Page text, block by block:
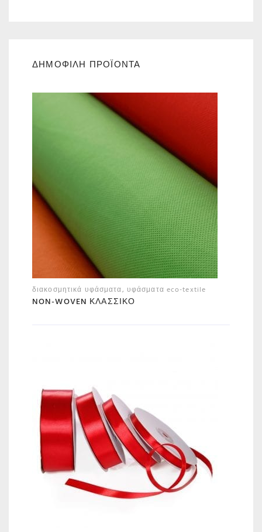
ΔΗΜΟΦΙΛΗ ΠΡΟΪΟΝΤΑ
διακοσμητικά υφάσματα, υφάσματα eco-textile
NON-WOVEN ΚΛΑΣΣΙΚΌ